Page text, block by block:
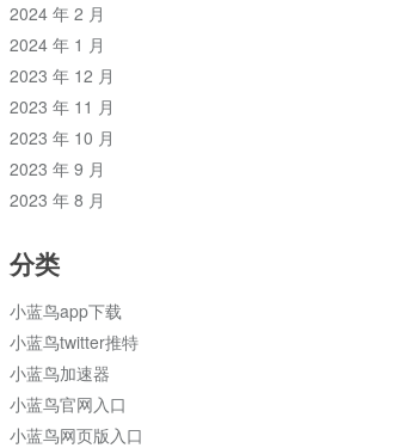
2024 年 2 月
2024 年 1 月
2023 年 12 月
2023 年 11 月
2023 年 10 月
2023 年 9 月
2023 年 8 月
分类
小蓝鸟app下载
小蓝鸟twitter推特
小蓝鸟加速器
小蓝鸟官网入口
小蓝鸟网页版入口